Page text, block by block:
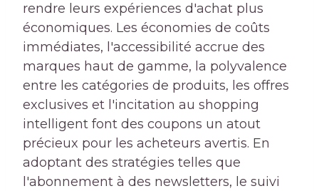
rendre leurs expériences d'achat plus
économiques. Les économies de coûts
immédiates, l'accessibilité accrue des
marques haut de gamme, la polyvalence
entre les catégories de produits, les offres
exclusives et l'incitation au shopping
intelligent font des coupons un atout
précieux pour les acheteurs avertis. En
adoptant des stratégies telles que
l'abonnement à des newsletters, le suivi